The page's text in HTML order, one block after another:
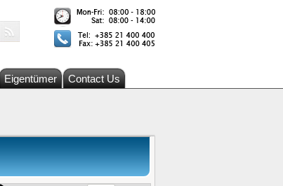
Eigentümer
Contact Us